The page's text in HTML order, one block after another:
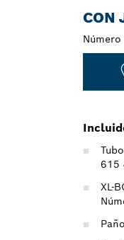
CON
615
XL-